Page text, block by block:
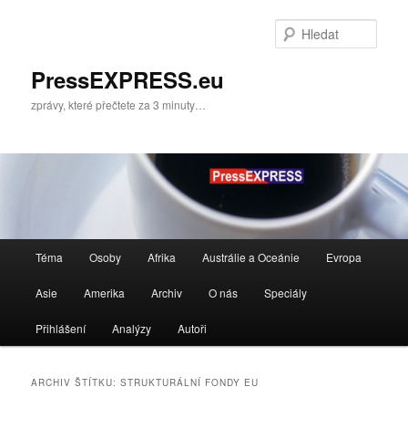
paneluPressEXPRESS.eu
zprávy, které přečtete za 3 minuty…
navigační
Téma Osoby Afrika Austrálie a Oceánie Evropa
Asie Amerika Archiv O nás Speciály
Přihlášení Analýzy Autoři
ARCHIV ŠTÍTKU:STRUKTURÁLNÍ FONDY EU